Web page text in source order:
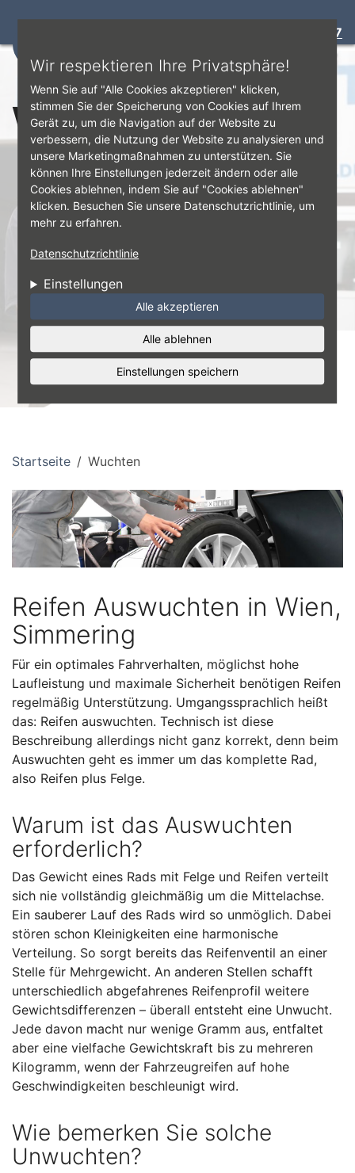
Wir respektieren Ihre Privatsphäre!
Wenn Sie auf "Alle Cookies akzeptieren" klicken,
stimmen Sie der Speicherung von Cookies auf Ihrem
Gerät zu, um die Navigation auf der Website zu
verbessern, die Nutzung der Website zu analysieren und
unsere Marketingmaßnahmen zu unterstützen. Sie
können Ihre Einstellungen jederzeit ändern oder alle
Cookies ablehnen, indem Sie auf "Cookies ablehnen"
klicken. Besuchen Sie unsere Datenschutzrichtlinie, um
mehr zu erfahren.
Datenschutzrichtlinie
Einstellungen
Alle akzeptieren
Alle ablehnen
Einstellungen speichern
Direkt zum Inhalt
4.7
Wuchten
Startseite Wuchten
Reifen Auswuchten in Wien,
Simmering
Für ein optimales Fahrverhalten, möglichst hohe
Laufleistung und maximale Sicherheit benötigen Reifen
regelmäßig Unterstützung. Umgangssprachlich heißt
das: Reifen auswuchten. Technisch ist diese
Beschreibung allerdings nicht ganz korrekt, denn beim
Auswuchten geht es immer um das komplette Rad,
also Reifen plus Felge.
Warum ist das Auswuchten
erforderlich?
Das Gewicht eines Rads mit Felge und Reifen verteilt
sich nie vollständig gleichmäßig um die Mittelachse.
Ein sauberer Lauf des Rads wird so unmöglich. Dabei
stören schon Kleinigkeiten eine harmonische
Verteilung. So sorgt bereits das Reifenventil an einer
Stelle für Mehrgewicht. An anderen Stellen schafft
unterschiedlich abgefahrenes Reifenprofil weitere
Gewichtsdifferenzen – überall entsteht eine Unwucht.
Jede davon macht nur wenige Gramm aus, entfaltet
aber eine vielfache Gewichtskraft bis zu mehreren
Kilogramm, wenn der Fahrzeugreifen auf hohe
Geschwindigkeiten beschleunigt wird.
Wie bemerken Sie solche
Unwuchten?